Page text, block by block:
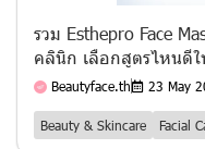
รวม Esthepro Face
คลินิก เลือกสูตรไหนดีใ
Beautyface.th 23 May
Beauty & Skincare Facial